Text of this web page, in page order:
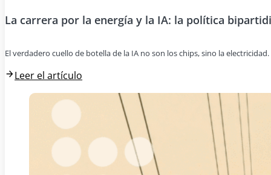
La carrera por la energía y la IA: la política
El verdadero cuello de botella de la IA no son los chips, sino la
Leer el artículo